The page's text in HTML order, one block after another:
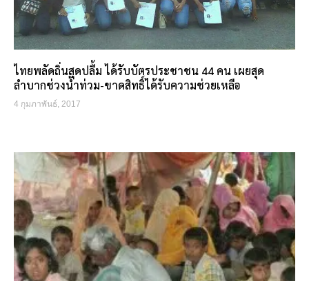
ไทยพลัดถิ่นสุดปลื้ม ได้รับบัตรประชาชน 44 คน เผยสุด
ลำบากช่วงน้ำท่วม-ขาดสิทธิ์ได้รับความช่วยเหลือ
4 กุมภาพันธ์, 2017